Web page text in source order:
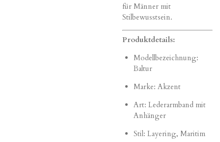
für Männer mit
Stilbewusstsein.
Produktdetails:
Modellbezeichnung:
Baltur
Marke: Akzent
Art: Lederarmband mit
Anhänger
Stil: Layering, Maritim